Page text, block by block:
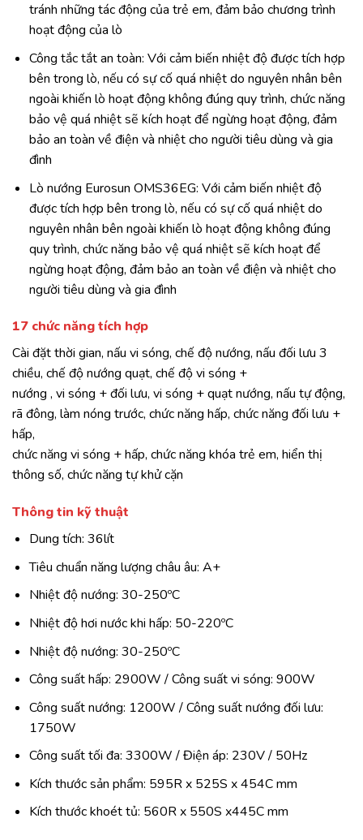
tránh những tác động của trẻ em, đảm bảo chương trình
hoạt động của lò
Công tắc tắt an toàn: Với cảm biến nhiệt độ được tích hợp
bên trong lò, nếu có sự cố quá nhiệt do nguyên nhân bên
ngoài khiến lò hoạt động không đúng quy trình, chức năng
bảo vệ quá nhiệt sẽ kích hoạt để ngừng hoạt động, đảm
bảo an toàn về điện và nhiệt cho người tiêu dùng và gia
đình
Lò nướng Eurosun OMS36EG: Với cảm biến nhiệt độ
được tích hợp bên trong lò, nếu có sự cố quá nhiệt do
nguyên nhân bên ngoài khiến lò hoạt động không đúng
quy trình, chức năng bảo vệ quá nhiệt sẽ kích hoạt để
ngừng hoạt động, đảm bảo an toàn về điện và nhiệt cho
người tiêu dùng và gia đình
17 chức năng tích hợp
Cài đặt thời gian, nấu vi sóng, chế độ nướng, nấu đối lưu 3
chiều, chế độ nướng quạt, chế độ vi sóng +
nướng , vi sóng + đối lưu, vi sóng + quạt nướng, nấu tự động,
rã đông, làm nóng trước, chức năng hấp, chức năng đối lưu +
hấp,
chức năng vi sóng + hấp, chức năng khóa trẻ em, hiển thị
thông số, chức năng tự khử cặn
Thông tin kỹ thuật
Dung tích: 36lít
Tiêu chuẩn năng lượng châu âu: A+
Nhiệt độ nướng: 30-250ºC
Nhiệt độ hơi nước khi hấp: 50-220ºC
Nhiệt độ nướng: 30-250ºC
Công suất hấp: 2900W / Công suất vi sóng: 900W
Công suất nướng: 1200W / Công suất nướng đối lưu:
1750W
Công suất tối đa: 3300W / Điện áp: 230V / 50Hz
Kích thước sản phẩm: 595R x 525S x 454C mm
Kích thước khoét tủ: 560R x 550S x445C mm